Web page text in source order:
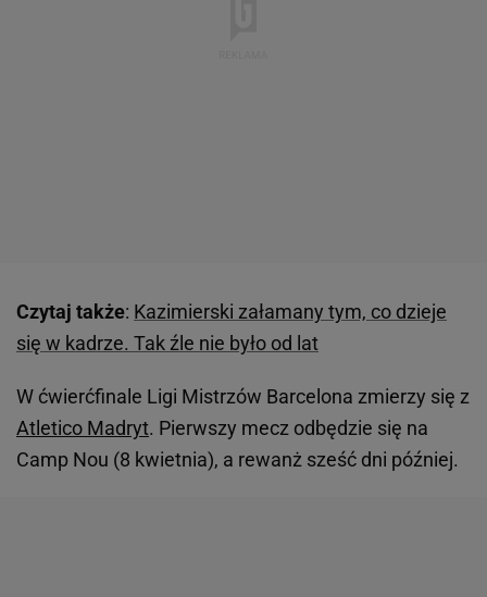
Czytaj także: Kazimierski załamany tym, co dzieje
się w kadrze. Tak źle nie było od lat
W ćwierćfinale Ligi Mistrzów Barcelona zmierzy się z
Atletico Madryt. Pierwszy mecz odbędzie się na
Camp Nou (8 kwietnia), a rewanż sześć dni później.